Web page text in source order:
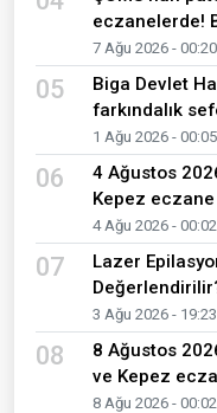
eczanelerde!
7 Ağu 2026 - 00:20
05
Biga Devlet
farkındalık
1 Ağu 2026 - 00:05
06
4 Ağustos
Kepez
4 Ağu 2026 - 00:02
07
Lazer
3 Ağu 2026 - 19:23
08
8 Ağustos
ve Kepez
8 Ağu 2026 - 00:02